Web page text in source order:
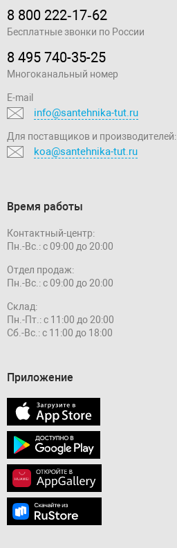
8 800 222‑17‑62
Бесплатные звонки по России
8 495 740-35-25
Многоканальный номер
E-mail
info@santehnika-tut.ru
Для поставщиков и производителей:
koa@santehnika-tut.ru
Время работы
Контактный-центр:
Пн.-Вс.: с 09:00 до 20:00
Отдел продаж:
Пн.-Вс.: с 09:00 до 20:00
Склад:
Пн.-Пт.: с 11:00 до 20:00
Сб.-Вс.: с 11:00 до 18:00
Приложение